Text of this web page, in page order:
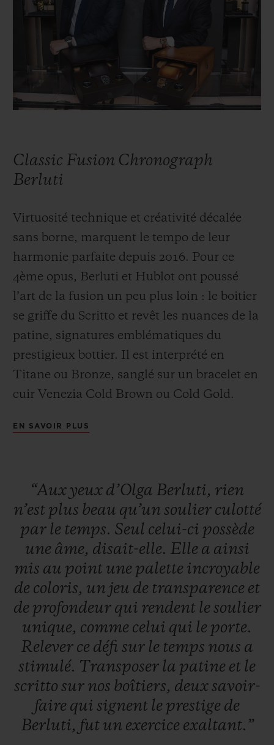
Classic Fusion Chronograph
Berluti
Virtuosité technique et créativité décalée
sans borne, marquent le tempo de leur
harmonie parfaite depuis 2016. Pour ce
4ème opus, Berluti et Hublot ont poussé
l’art de la fusion un peu plus loin : le boitier
se griffe du Scritto et revêt les nuances de la
patine, signatures emblématiques du
prestigieux bottier. Il est interprété en
Titane ou Bronze, sanglé sur un bracelet en
cuir Venezia Cold Brown ou Cold Gold.
et dans les boutiques Hublot de Ginza,
dans le monde entier dès le lendemain.
EN SAVOIR PLUS
“Auxyeux d’Olga Berluti, rien
n’est plus beau qu’un soulier culotté
par le temps. Seul celui-ci possède
une âme, disait-elle. Elle a ainsi
mis au point une palette incroyable
de coloris, un jeu de transparence et
de profondeur qui rendent le soulier
unique, comme celui qui le porte.
Relever ce défi sur le temps nous a
stimulé. Transposer la patine et le
scritto sur nos boîtiers, deuxsavoir-
faire qui signent le prestige de
Berluti, fut un exercice exaltant.”
BIG BANG
SUMMER MULTI-
BIG BANG
PEACH CERAMIC ESSENTIAL
SERVICES EXCLUSIFS
GARANTIE 5+5
DÉLAI DE LIVRAISON
PAIEMENT SÉCURISÉ
POCHETTE CADEAU
NOUS CONTACTER
TROUVER UNE BOUTIQUE